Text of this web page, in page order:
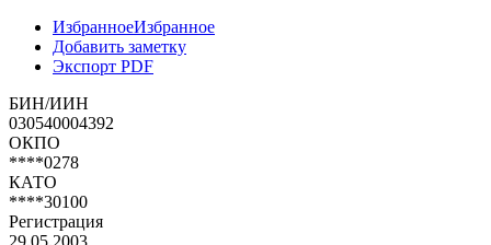
ИзбранноеИзбранное
Добавить заметку
Экспорт PDF
БИН/ИИН
030540004392
ОКПО
****0278
КАТО
****30100
Регистрация
29.05.2003